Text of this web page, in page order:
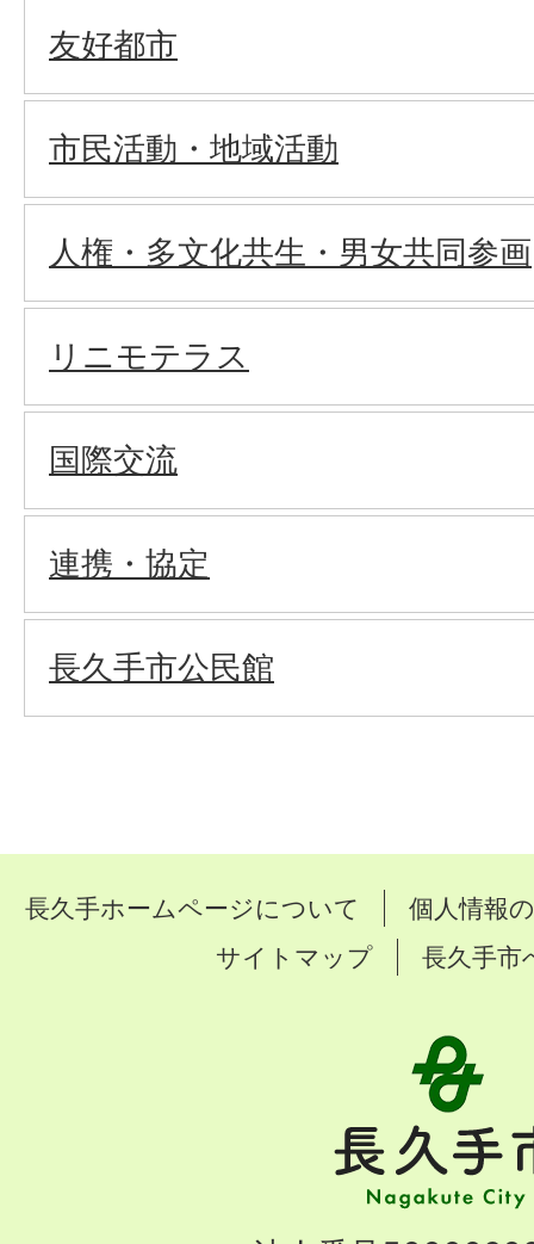
友好都市
市民活動・地域活動
人権・多文化共生・男女共同参画
リニモテラス
国際交流
連携・協定
長久手市公民館
長久手ホームページについて
個人情報
サイトマップ
長久手市
手
市